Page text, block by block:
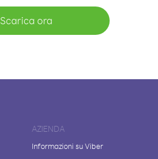
Scarica ora
AZIENDA
Informazioni su Viber